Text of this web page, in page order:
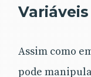
Assim como
pode